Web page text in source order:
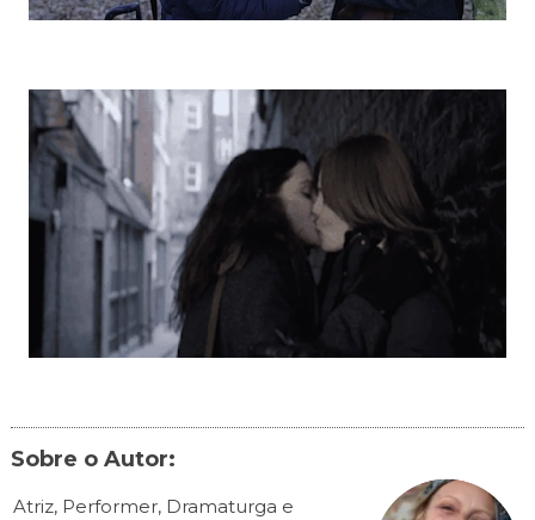
Sobre o Autor:
Atriz, Performer, Dramaturga e